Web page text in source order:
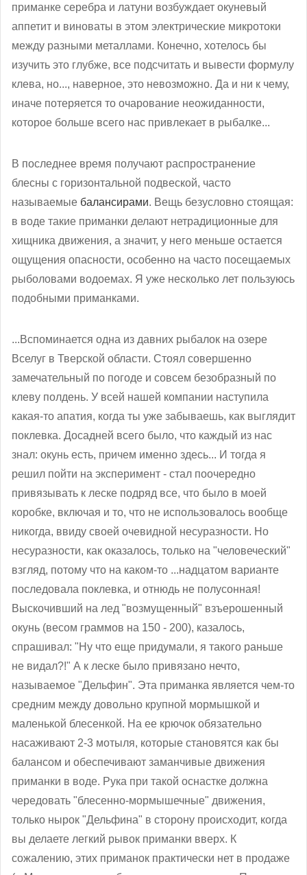
приманке серебра и латуни возбуждает окуневый
аппетит и виноваты в этом электрические микротоки
между разными металлами. Конечно, хотелось бы
изучить это глубже, все подсчитать и вывести формулу
клева, но..., наверное, это невозможно. Да и ни к чему,
иначе потеряется то очарование неожиданности,
которое больше всего нас привлекает в рыбалке...
В последнее время получают распространение
блесны с горизонтальной подвеской, часто
называемые балансирами. Вещь безусловно стоящая:
в воде такие приманки делают нетрадиционные для
хищника движения, а значит, у него меньше остается
ощущения опасности, особенно на часто посещаемых
рыболовами водоемах. Я уже несколько лет пользуюсь
подобными приманками.
...Вспоминается одна из давних рыбалок на озере
Вселуг в Тверской области. Стоял совершенно
замечательный по погоде и совсем безобразный по
клеву полдень. У всей нашей компании наступила
какая-то апатия, когда ты уже забываешь, как выглядит
поклевка. Досадней всего было, что каждый из нас
знал: окунь есть, причем именно здесь... И тогда я
решил пойти на эксперимент - стал поочередно
привязывать к леске подряд все, что было в моей
коробке, включая и то, что не использовалось вообще
никогда, ввиду своей очевидной несуразности. Но
несуразности, как оказалось, только на "человеческий"
взгляд, потому что на каком-то ...надцатом варианте
последовала поклевка, и отнюдь не полусонная!
Выскочивший на лед "возмущенный" взъерошенный
окунь (весом граммов на 150 - 200), казалось,
спрашивал: "Ну что еще придумали, я такого раньше
не видал?!" А к леске было привязано нечто,
называемое "Дельфин". Эта приманка является чем-то
средним между довольно крупной мормышкой и
маленькой блесенкой. На ее крючок обязательно
насаживают 2-3 мотыля, которые становятся как бы
балансом и обеспечивают заманчивые движения
приманки в воде. Рука при такой оснастке должна
чередовать "блесенно-мормышечные" движения,
только нырок "Дельфина" в сторону происходит, когда
вы делаете легкий рывок приманки вверх. К
сожалению, этих приманок практически нет в продаже